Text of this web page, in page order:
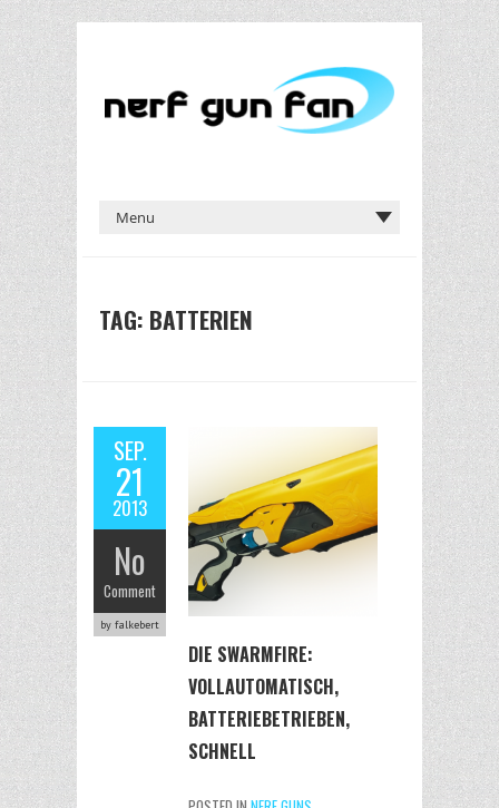
TAG: BATTERIEN
SEP.
21
2013
No
Comment
by falkebert
DIE SWARMFIRE:
VOLLAUTOMATISCH,
BATTERIEBETRIEBEN,
SCHNELL